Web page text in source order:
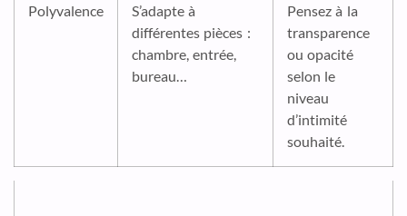
Polyvalence
S’adapte à
différentes pièces :
chambre, entrée,
bureau…
Pensez à la
transparence
ou opacité
selon le
niveau
d’intimité
souhaité.